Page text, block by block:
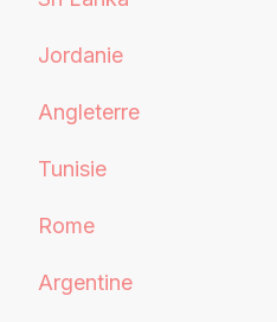
Jordanie
Angleterre
Tunisie
Rome
Argentine